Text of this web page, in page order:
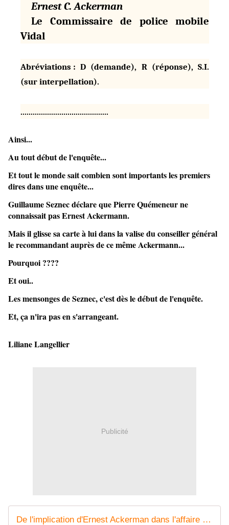
Ernest C. Ackerman
Le Commissaire de police mobile
Vidal
Abréviations : D (demande), R (réponse), S.I.
(sur interpellation).
...........................................
Ainsi...
Au tout début de l'enquête...
Et tout le monde sait combien sont importants les premiers
dires dans une enquête...
Guillaume Seznec déclare que Pierre Quémeneur ne
connaissait pas Ernest Ackermann.
Mais il glisse sa carte à lui dans la valise du conseiller général
le recommandant auprès de ce même Ackermann...
Pourquoi ????
Et oui..
Les mensonges de Seznec, c'est dès le début de l'enquête.
Et, ça n'ira pas en s'arrangeant.
Liliane Langellier
Publicité
De l'implication d'Ernest Ackerman dans l'affaire Seznec - La Petite Journaliste de Seznec